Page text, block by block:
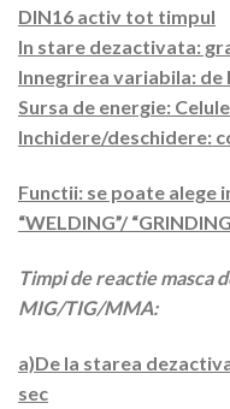
DIN16 activ tot timpul
In stare dezactivata:
Innegrirea variabila: de
Sursa de energie:
Inchidere/deschidere:
Functii: se poate alege
“WELDING”/
Timpi de reactie masca
MIG/TIG/MMA:
a)De la starea
sec